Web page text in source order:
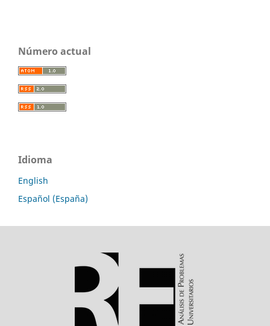
Número actual
Idioma
English
Español (España)